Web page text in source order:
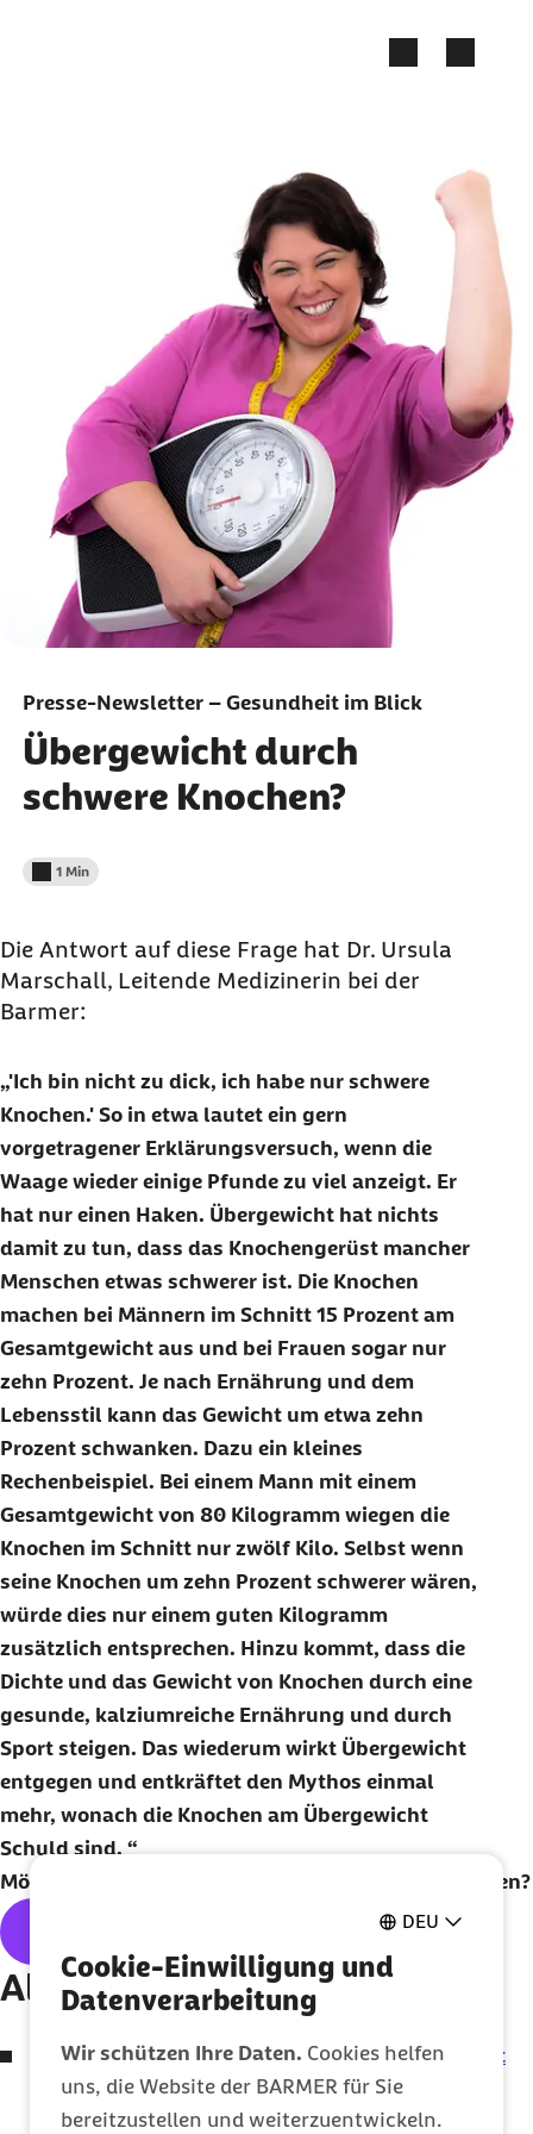
DEU
Cookie-Einwilligung und
Datenverarbeitung
Wir schützen Ihre Daten. Cookies helfen
uns, die Website der BARMER für Sie
bereitzustellen und weiterzuentwickeln.
Presse-Newsletter – Gesundheit im Blick
Übergewicht durch
schwere Knochen?
Lesedauer weniger als
1 Min
Die Antwort auf diese Frage hat Dr. Ursula
Marschall, Leitende Medizinerin bei der
Barmer:
'Ich bin nicht zu dick, ich habe nur schwere
Knochen.' So in etwa lautet ein gern
vorgetragener Erklärungsversuch, wenn die
Waage wieder einige Pfunde zu viel anzeigt. Er
hat nur einen Haken. Übergewicht hat nichts
damit zu tun, dass das Knochengerüst mancher
Menschen etwas schwerer ist. Die Knochen
machen bei Männern im Schnitt 15 Prozent am
Gesamtgewicht aus und bei Frauen sogar nur
zehn Prozent. Je nach Ernährung und dem
Lebensstil kann das Gewicht um etwa zehn
Prozent schwanken. Dazu ein kleines
Rechenbeispiel. Bei einem Mann mit einem
Gesamtgewicht von 80 Kilogramm wiegen die
Knochen im Schnitt nur zwölf Kilo. Selbst wenn
seine Knochen um zehn Prozent schwerer wären,
würde dies nur einem guten Kilogramm
zusätzlich entsprechen. Hinzu kommt, dass die
Dichte und das Gewicht von Knochen durch eine
gesunde, kalziumreiche Ernährung und durch
Sport steigen. Das wiederum wirkt Übergewicht
entgegen und entkräftet den Mythos einmal
mehr, wonach die Knochen am Übergewicht
Schuld sind.
Möchten Sie unseren
regelmäßig erhalten?
Alle Themen der Ausgabe:
Auf den Hund gekommen – Wie die Gesundheit
des Menschen von Haustieren profitieren kann